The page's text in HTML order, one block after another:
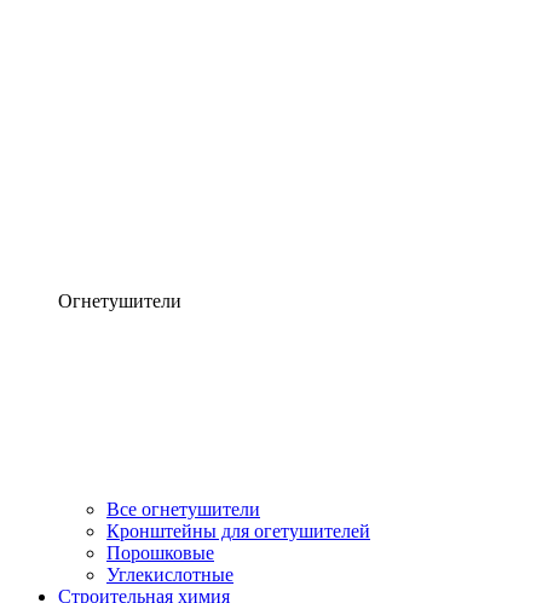
Огнетушители
Все огнетушители
Кронштейны для огетушителей
Порошковые
Углекислотные
Строительная химия